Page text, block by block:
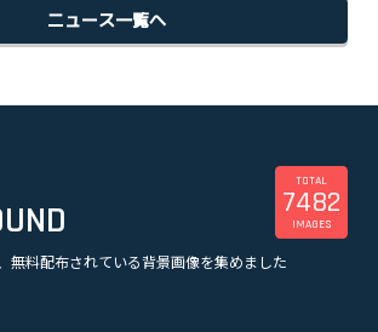
ニュース一覧へ
無料配布されている背景画像を集めました
TOTAL
7482
IMAGES